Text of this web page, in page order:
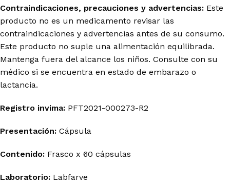
Contraindicaciones, precauciones y advertencias: Este
producto no es un medicamento revisar las
contraindicaciones y advertencias antes de su consumo.
Este producto no suple una alimentación equilibrada.
Mantenga fuera del alcance los niños. Consulte con su
médico si se encuentra en estado de embarazo o
lactancia.
Registro invima: PFT2021-000273-R2
Presentación: Cápsula
Contenido: Frasco x 60 cápsulas
Laboratorio: Labfarve